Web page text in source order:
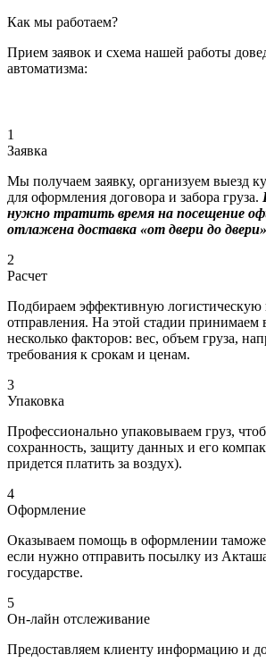
Как мы работаем?
Прием заявок и схема нашей работы
автоматизма:
1
Заявка
Мы получаем заявку, организуем выезд
для оформления договора и забора груза.
нужно тратить время на посещение
отлажена доставка «от двери до
2
Расчет
Подбираем эффективную логистическую
отправления. На этой стадии принимаем
несколько факторов: вес, объем груза,
требования к срокам и ценам.
3
Упаковка
Профессионально упаковываем груз,
сохранность, защиту данных и его
придется платить за воздух).
4
Оформление
Оказываем помощь в оформлении
если нужно отправить посылку из
государстве.
5
Он-лайн отслеживание
Предоставляем клиенту информацию и